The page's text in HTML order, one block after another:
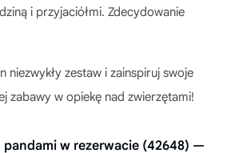
i przyjaciółmi. Zdecydowanie
niezwykły zestaw i zainspiruj swoje
zabawy w opiekę nad zwierzętami!
pandami w rezerwacie (42648) —